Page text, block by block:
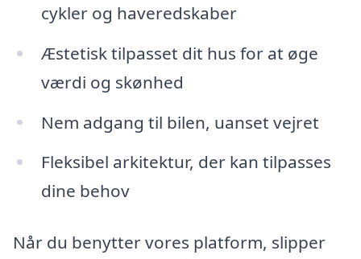
cykler og haveredskaber
Æstetisk tilpasset dit hus for at øge
værdi og skønhed
Nem adgang til bilen, uanset vejret
Fleksibel arkitektur, der kan tilpasses
dine behov
Når du benytter vores platform, slipper